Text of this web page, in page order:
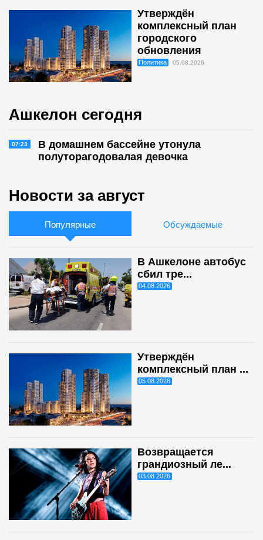
Утверждён
комплексный план
городского
обновления
Политика 05.08.2026
Ашкелон сегодня
07:23
В домашнем бассейне утонула
полуторагодовалая девочка
Новости за август
Популярные Обсуждаемые
В Ашкелоне автобус
сбил тре...
04.08.2026
Утверждён
комплексный план ...
05.08.2026
Возвращается
грандиозный ле...
03.08.2026